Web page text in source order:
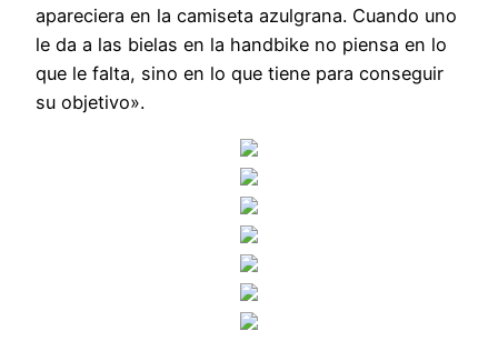
apareciera en la camiseta azulgrana. Cuando uno
le da a las bielas en la handbike no piensa en lo
que le falta, sino en lo que tiene para conseguir
su objetivo».